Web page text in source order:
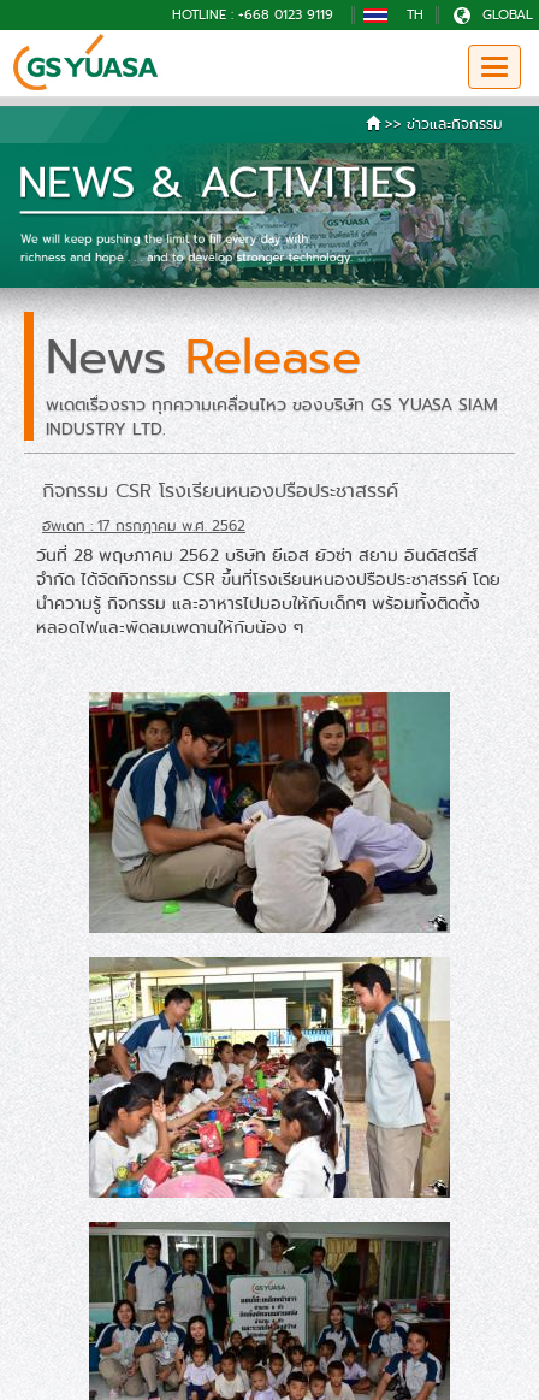
HOTLINE : +668 0123 9119 TH GLOBAL
>> ข่าวและกิจกรรม
NewsRelease
พเดตเรื่องราว ทุกความเคลื่อนไหว ของบริษัท GS YUASA SIAM
INDUSTRY LTD.
กิจกรรม CSR โรงเรียนหนองปรือประชาสรรค์
อัพเดท : 17 กรกฎาคม พ.ศ. 2562
วันที่ 28 พฤษภาคม 2562 บริษัท ยีเอส ยัวซ่า สยาม อินดัสตรีส์
จำกัด ได้จัดกิจกรรม CSR ขึ้นที่โรงเรียนหนองปรือประชาสรรค์ โดย
นำความรู้ กิจกรรม และอาหารไปมอบให้กับเด็กๆ พร้อมทั้งติดตั้ง
หลอดไฟและพัดลมเพดานให้กับน้อง ๆ